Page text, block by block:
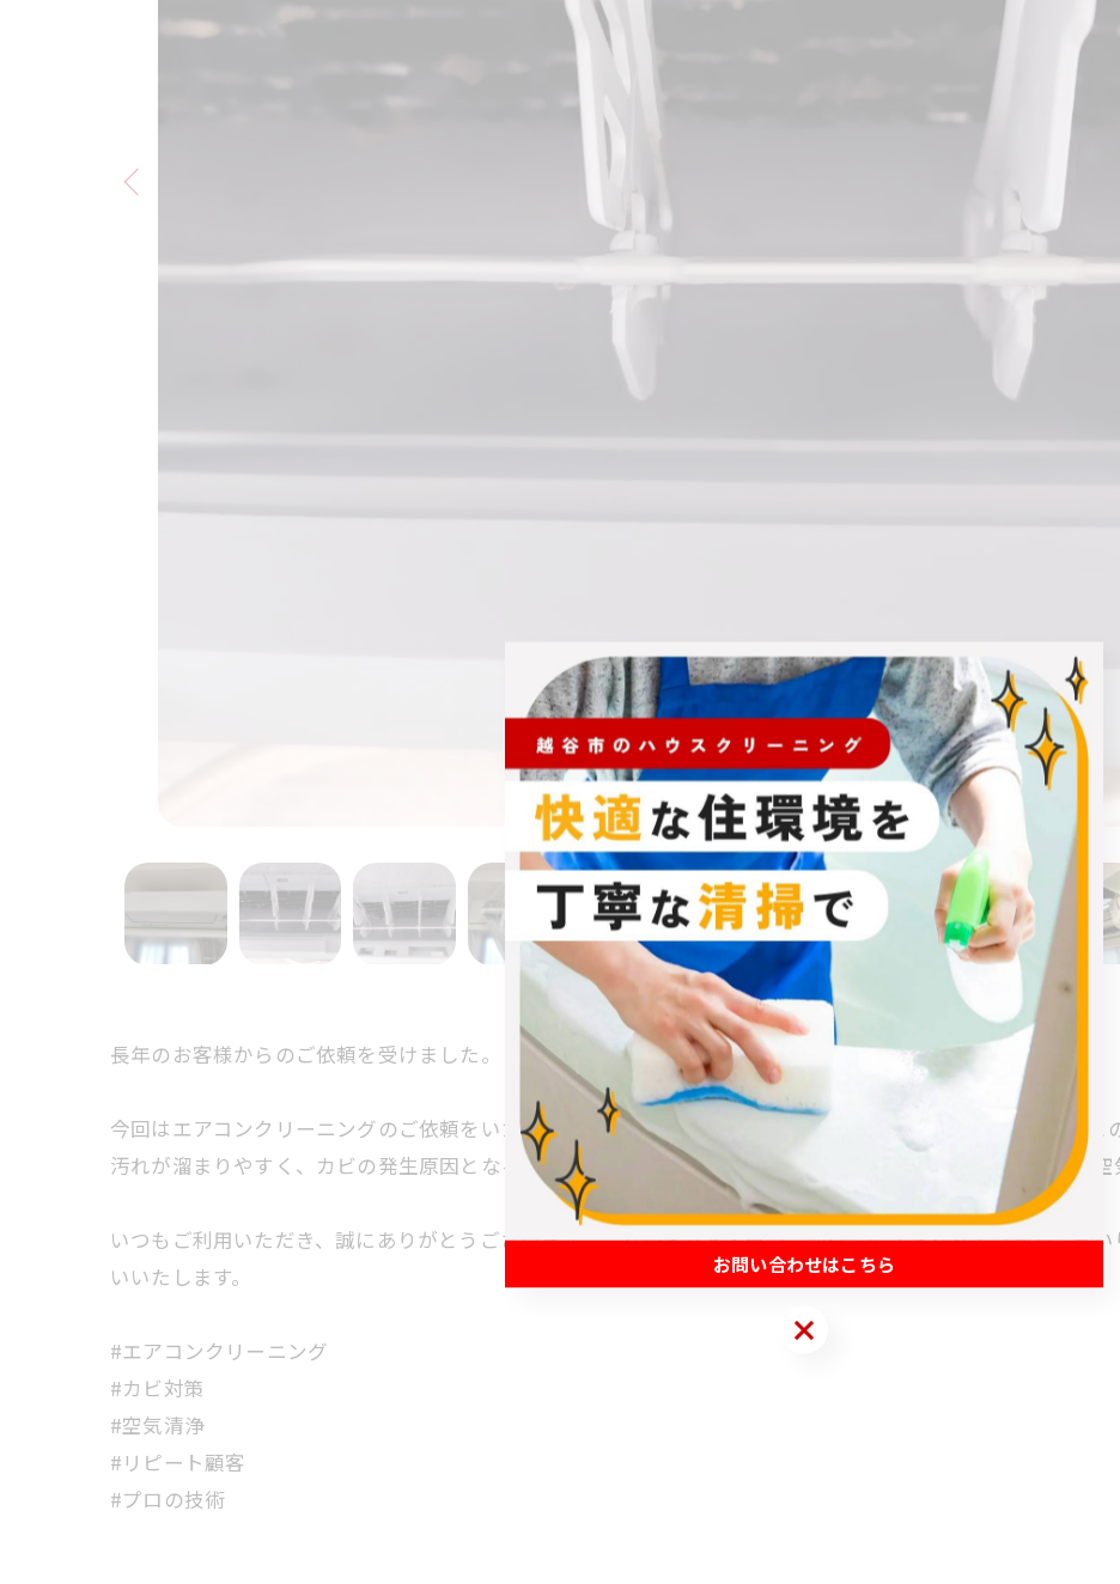
長年のお客様からのご依頼を受けました。
今回はエアコンクリーニングのご依頼をいただき、購入して3年になる機器のカビの臭いが気になり始めたと
汚れが溜まりやすく、カビの発生原因となることもあります。定期的なメンテナンスで、快適でクリーンな空
いつもご利用いただき、誠にありがとうございます。これからもお客様のご期待に応えられるよう努めてま
いいたします。
#エアコンクリーニング
#カビ対策
#空気清浄
#リピート顧客
#プロの技術
お問い合わせはこちら
お問い合わせはこちら